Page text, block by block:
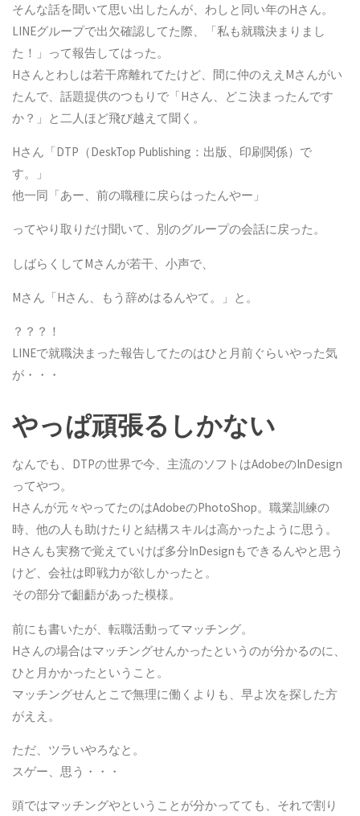
そんな話を聞いて思い出したんが、わしと同い年のHさん。
LINEグループで出欠確認してた際、「私も就職決まりまし
た！」って報告してはった。
Hさんとわしは若干席離れてたけど、間に仲のええMさんがい
たんで、話題提供のつもりで「Hさん、どこ決まったんです
か？」と二人ほど飛び越えて聞く。
Hさん「DTP（DeskTop Publishing：出版、印刷関係）で
す。」
他一同「あー、前の職種に戻らはったんやー」
ってやり取りだけ聞いて、別のグループの会話に戻った。
しばらくしてMさんが若干、小声で、
Mさん「Hさん、もう辞めはるんやて。」と。
？？？！
LINEで就職決まった報告してたのはひと月前ぐらいやった気
が・・・
やっぱ頑張るしかない
なんでも、DTPの世界で今、主流のソフトはAdobeのInDesign
ってやつ。
Hさんが元々やってたのはAdobeのPhotoShop。職業訓練の
時、他の人も助けたりと結構スキルは高かったように思う。
Hさんも実務で覚えていけば多分InDesignもできるんやと思う
けど、会社は即戦力が欲しかったと。
その部分で齟齬があった模様。
前にも書いたが、転職活動ってマッチング。
Hさんの場合はマッチングせんかったというのが分かるのに、
ひと月かかったということ。
マッチングせんとこで無理に働くよりも、早よ次を探した方
がええ。
ただ、ツラいやろなと。
スゲー、思う・・・
頭ではマッチングやということが分かってても、それで割り